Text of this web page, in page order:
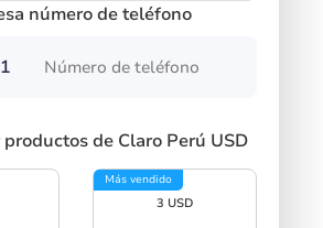
número de teléfono
de Claro Perú USD
Más vendido
3 USD